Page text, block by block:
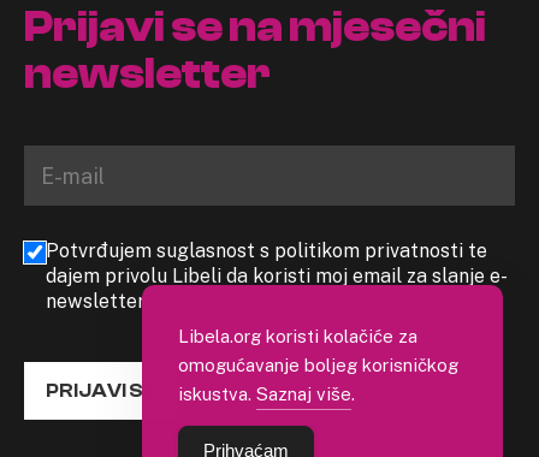
Prijavi se na mjesečni
newsletter
Potvrđujem suglasnost s politikom privatnosti te
dajem privolu Libeli da koristi moj email za slanje e-
newslettera
PRIJAVI SE
Libela.org koristi kolačiće za
omogućavanje boljeg korisničkog
iskustva. Saznaj više.
Prihvaćam